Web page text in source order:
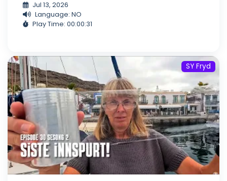
Jul 13, 2026
Language: NO
Play Time: 00:00:31
SY Fryd